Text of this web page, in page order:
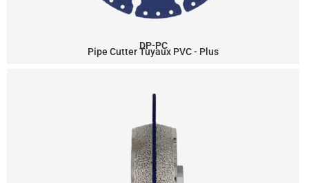
DP-PC
Pipe Cutter Tuyaux PVC - Plus